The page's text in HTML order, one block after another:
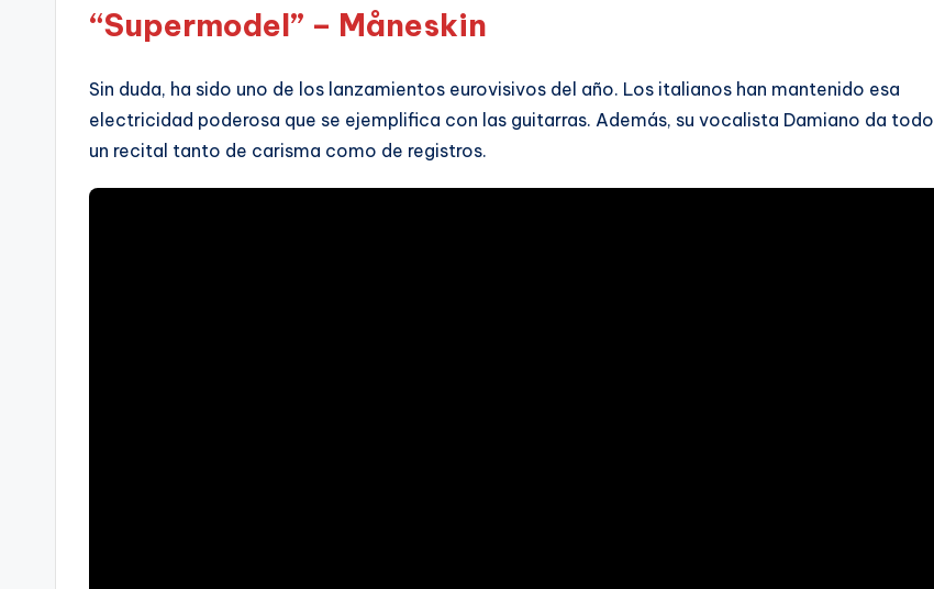
“Supermodel” – Måneskin
Sin duda, ha sido uno de los lanzamientos eurovisivos del año. Los italianos han mantenido esa
electricidad poderosa que se ejemplifica con las guitarras. Además, su vocalista Damiano da todo
un recital tanto de carisma como de registros.